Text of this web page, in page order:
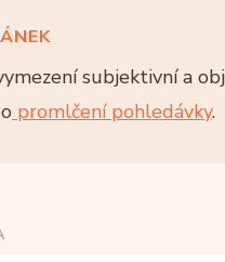
subjektivní a
promlčení pohledávky.